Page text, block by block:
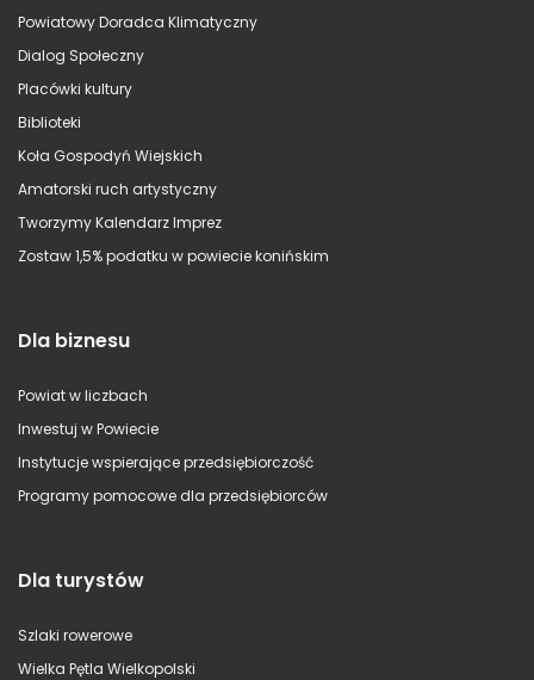
Powiatowy Doradca Klimatyczny
Dialog Społeczny
Placówki kultury
Biblioteki
Koła Gospodyń Wiejskich
Amatorski ruch artystyczny
Tworzymy Kalendarz Imprez
Zostaw 1,5% podatku w powiecie konińskim
Dla biznesu
Powiat w liczbach
Inwestuj w Powiecie
Instytucje wspierające przedsiębiorczość
Programy pomocowe dla przedsiębiorców
Dla turystów
Szlaki rowerowe
Wielka Pętla Wielkopolski